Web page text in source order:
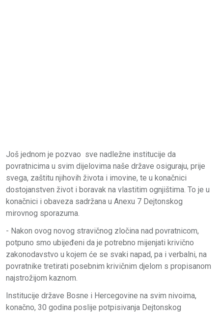
Još jednom je pozvao sve nadležne institucije da
povratnicima u svim dijelovima naše države osiguraju, prije
svega, zaštitu njihovih života i imovine, te u konačnici
dostojanstven život i boravak na vlastitim ognjištima. To je u
konačnici i obaveza sadržana u Anexu 7 Dejtonskog
mirovnog sporazuma.
- Nakon ovog novog stravičnog zločina nad povratnicom,
potpuno smo ubijeđeni da je potrebno mijenjati krivično
zakonodavstvo u kojem će se svaki napad, pa i verbalni, na
povratnike tretirati posebnim krivičnim djelom s propisanom
najstrožijom kaznom.
Institucije države Bosne i Hercegovine na svim nivoima,
konačno, 30 godina poslije potpisivanja Dejtonskog